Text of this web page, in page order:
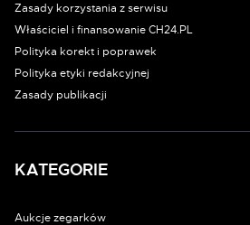
Zasady korzystania z serwisu
Właściciel i finansowanie CH24.PL
Polityka korekt i poprawek
Polityka etyki redakcyjnej
Zasady publikacji
KATEGORIE
Aukcje zegarków